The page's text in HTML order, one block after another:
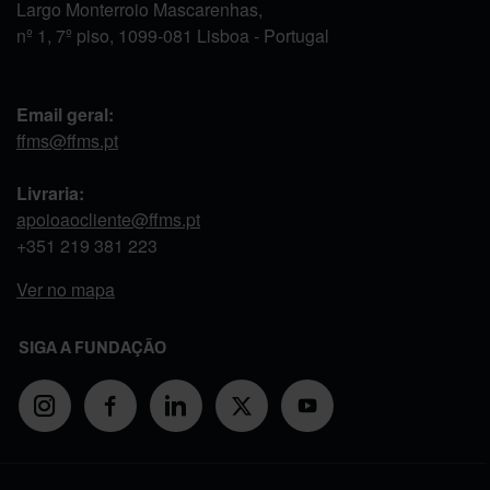
Largo Monterroio Mascarenhas,
nº 1, 7º piso, 1099-081 Lisboa - Portugal
Email geral:
ffms@ffms.pt
Livraria:
apoioaocliente@ffms.pt
+351 219 381 223
Ver no mapa
SIGA A FUNDAÇÃO